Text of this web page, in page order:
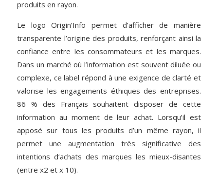
produits en rayon.
Le logo Origin’Info permet d’afficher de manière
transparente l’origine des produits, renforçant ainsi la
confiance entre les consommateurs et les marques.
Dans un marché où l’information est souvent diluée ou
complexe, ce label répond à une exigence de clarté et
valorise les engagements éthiques des entreprises.
86 % des Français souhaitent disposer de cette
information au moment de leur achat. Lorsqu’il est
apposé sur tous les produits d’un même rayon, il
permet une augmentation très significative des
intentions d’achats des marques les mieux-disantes
(entre x2 et x 10).